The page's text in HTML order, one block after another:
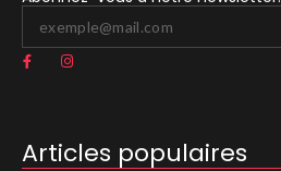
Articles populaires